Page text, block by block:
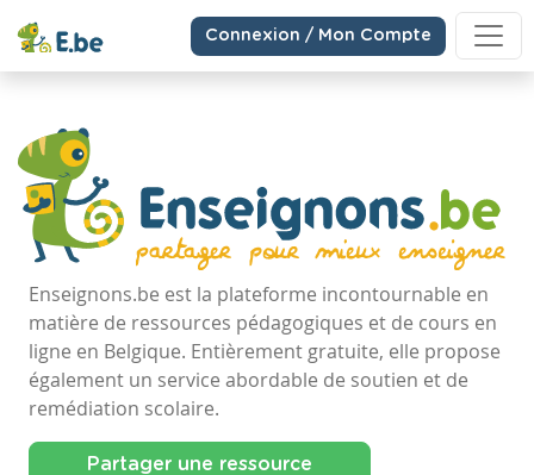
Connexion / Mon Compte
Enseignons.be est la plateforme incontournable en
matière de ressources pédagogiques et de cours en
ligne en Belgique. Entièrement gratuite, elle propose
également un service abordable de soutien et de
remédiation scolaire.
Partager une ressource